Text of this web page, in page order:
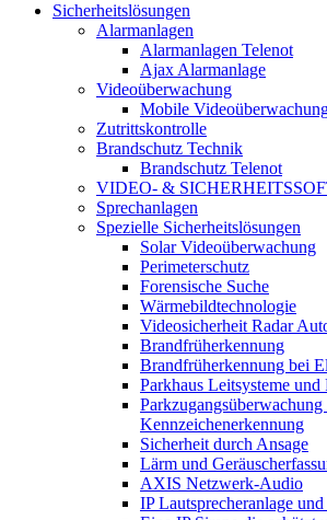
Sicherheitslösungen
Alarmanlagen
Alarmanlagen Telenot
Ajax Alarmanlage
Videoüberwachung
Mobile
Zutrittskontrolle
Brandschutz Technik
Brandschutz Telenot
VIDEO- &
Sprechanlagen
Spezielle Sicherheitslösungen
Solar Videoüberwachung
Perimeterschutz
Forensische Suche
Wärmebildtechnologie
Videosicherheit Radar
Brandfrüherkennung
Brandfrüherkennung bei
Parkhaus Leitsysteme
Kennzeichenerkennung
Sicherheit durch Ansage
Lärm und
AXIS Netzwerk-Audio
IP Lautsprecheranlage